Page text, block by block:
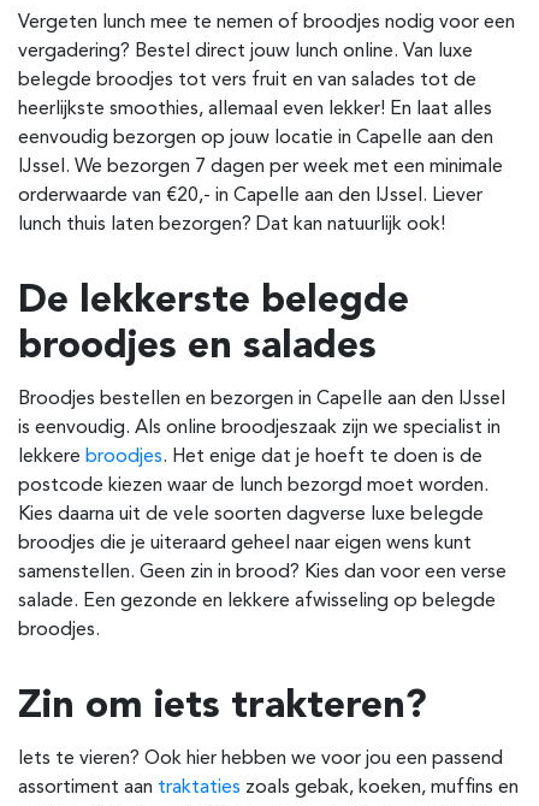
Vergeten lunch mee te nemen of broodjes nodig voor een
vergadering? Bestel direct jouw lunch online. Van luxe
belegde broodjes tot vers fruit en van salades tot de
heerlijkste smoothies, allemaal even lekker! En laat alles
eenvoudig bezorgen op jouw locatie in Capelle aan den
IJssel. We bezorgen 7 dagen per week met een minimale
orderwaarde van €20,- in Capelle aan den IJssel. Liever
lunch thuis laten bezorgen? Dat kan natuurlijk ook!
De lekkerste belegde
broodjes en salades
Broodjes bestellen en bezorgen in Capelle aan den IJssel
is eenvoudig. Als online broodjeszaak zijn we specialist in
lekkere broodjes. Het enige dat je hoeft te doen is de
postcode kiezen waar de lunch bezorgd moet worden.
Kies daarna uit de vele soorten dagverse luxe belegde
broodjes die je uiteraard geheel naar eigen wens kunt
samenstellen. Geen zin in brood? Kies dan voor een verse
salade. Een gezonde en lekkere afwisseling op belegde
broodjes.
Zin om iets trakteren?
Iets te vieren? Ook hier hebben we voor jou een passend
assortiment aan traktaties zoals gebak, koeken, muffins en